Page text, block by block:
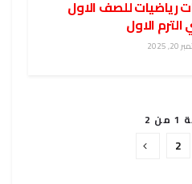
رياضيات للصف الاول
الترم الاول
2025
2
2